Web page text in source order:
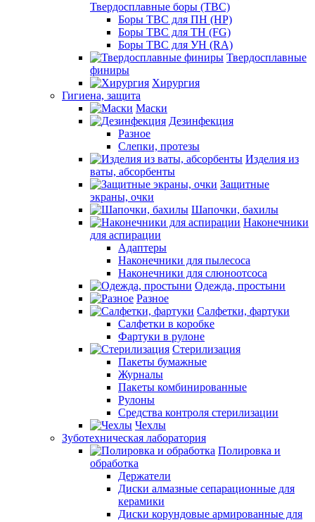
Твердосплавные боры (ТВС)
Боры ТВС для ПН (HP)
Боры ТВС для ТН (FG)
Боры ТВС для УН (RA)
Твердосплавные
финиры
Хирургия
Гигиена, защита
Маски
Дезинфекция
Разное
Слепки, протезы
Изделия из
ваты, абсорбенты
Защитные
экраны, очки
Шапочки, бахилы
Наконечники
для аспирации
Адаптеры
Наконечники для пылесоса
Наконечники для слюноотсоса
Одежда, простыни
Разное
Салфетки, фартуки
Салфетки в коробке
Фартуки в рулоне
Стерилизация
Пакеты бумажные
Журналы
Пакеты комбинированные
Рулоны
Средства контроля стерилизации
Чехлы
Зуботехническая лаборатория
Полировка и
обработка
Держатели
Диски алмазные сепарационные для
керамики
Диски корундовые армированные для